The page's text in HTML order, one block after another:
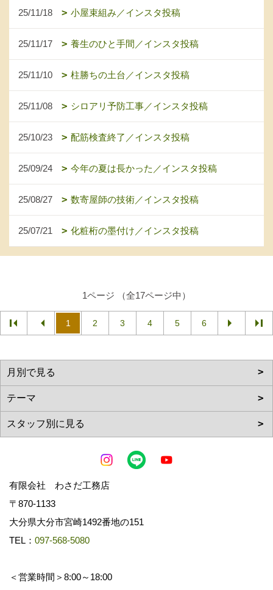
25/11/18 小屋束組み／インスタ投稿
25/11/17 養生のひと手間／インスタ投稿
25/11/10 柱勝ちの土台／インスタ投稿
25/11/08 シロアリ予防工事／インスタ投稿
25/10/23 配筋検査終了／インスタ投稿
25/09/24 今年の夏は長かった／インスタ投稿
25/08/27 数寄屋師の技術／インスタ投稿
25/07/21 化粧桁の墨付け／インスタ投稿
1ページ （全17ページ中）
1 2 3 4 5 6
有限会社 わさだ工務店
〒870-1133
大分県大分市宮崎1492番地の151
TEL： 097-568-5080
＜営業時間＞8:00～18:00